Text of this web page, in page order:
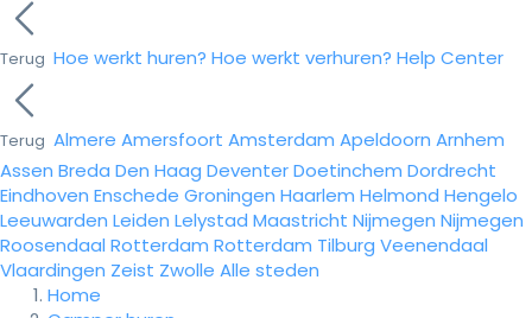
Terug Hoe werkt huren? Hoe werkt verhuren? Help Center
Terug Almere Amersfoort Amsterdam Apeldoorn Arnhem
Assen Breda Den Haag DeventerDoetinchem Dordrecht
Eindhoven Enschede Groningen Haarlem Helmond Hengelo
Leeuwarden Leiden Lelystad Maastricht Nijmegen Nijmegen
Roosendaal Rotterdam Rotterdam Tilburg Veenendaal
Vlaardingen Zeist Zwolle Alle steden
Home